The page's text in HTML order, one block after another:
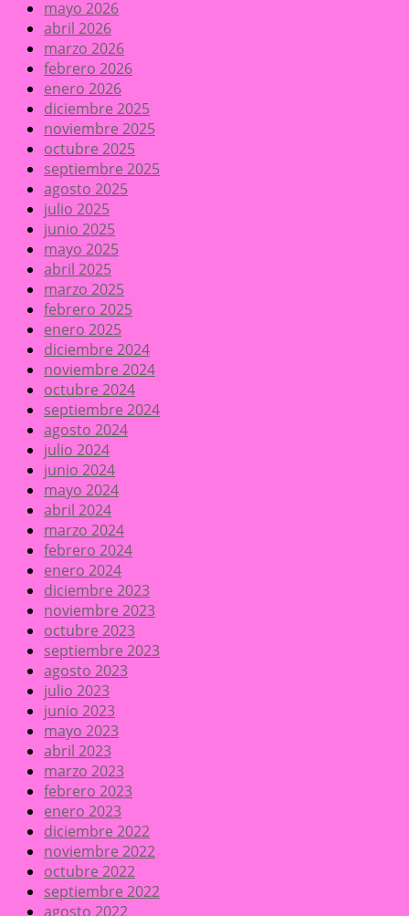
mayo 2026
abril 2026
marzo 2026
febrero 2026
enero 2026
diciembre 2025
noviembre 2025
octubre 2025
septiembre 2025
agosto 2025
julio 2025
junio 2025
mayo 2025
abril 2025
marzo 2025
febrero 2025
enero 2025
diciembre 2024
noviembre 2024
octubre 2024
septiembre 2024
agosto 2024
julio 2024
junio 2024
mayo 2024
abril 2024
marzo 2024
febrero 2024
enero 2024
diciembre 2023
noviembre 2023
octubre 2023
septiembre 2023
agosto 2023
julio 2023
junio 2023
mayo 2023
abril 2023
marzo 2023
febrero 2023
enero 2023
diciembre 2022
noviembre 2022
octubre 2022
septiembre 2022
agosto 2022